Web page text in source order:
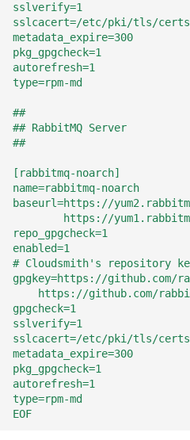
sslverify=1
sslcacert=/etc/pki/tls/
metadata_expire=300
pkg_gpgcheck=1
autorefresh=1
type=rpm-md
##
## RabbitMQ Server
##
[rabbitmq-noarch]
name=rabbitmq-noarch
baseurl=https://
https://
repo_gpgcheck=1
enabled=1
# Cloudsmith's repository
gpgkey=https://github.com/
https://github.com/
gpgcheck=1
sslverify=1
sslcacert=/etc/pki/tls/
metadata_expire=300
pkg_gpgcheck=1
autorefresh=1
type=rpm-md
EOF